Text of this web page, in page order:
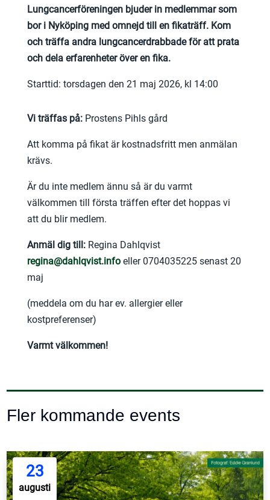
Lungcancerföreningen bjuder in medlemmar som
bor i Nyköping med omnejd till en fikaträff. Kom
och träffa andra lungcancerdrabbade för att prata
och dela erfarenheter över en fika.
Starttid: torsdagen den 21 maj 2026, kl 14:00
Vi träffas på:Prostens Pihls gård
Att komma på fikat är kostnadsfritt men anmälan
krävs.
Är du inte medlem ännu så är du varmt
välkommen till första träffen efter det hoppas vi
att du blir medlem.
Anmäl dig till:Regina Dahlqvist
regina@dahlqvist.infoeller 0704035225 senast 20
maj
(meddela om du har ev. allergier eller
kostpreferenser)
Varmt välkommen!
Fler kommande events
23
augusti